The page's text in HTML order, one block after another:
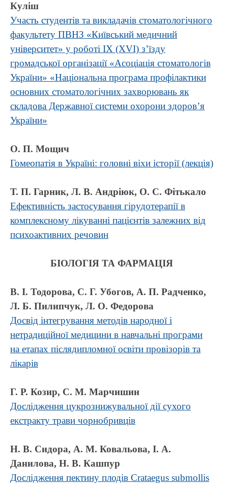
Куліш
Участь студентів та викладачів стоматологічного
факультету ПВНЗ «Київський медичний
університет» у роботі IX (XVI) з’їзду
громадської організації «Асоціація стоматологів
України» «Національна програма профілактики
основних стоматологічних захворювань як
складова Державної системи охорони здоров’я
України»
О. П. Мощич
Гомеопатія в Україні: головні віхи історії (лекція)
Т. П. Гарник, Л. В. Андріюк, О. С. Фітькало
Ефективність застосування гірудотерапії в
комплексному лікуванні пацієнтів залежних від
психоактивних речовин
БІОЛОГІЯ ТА ФАРМАЦІЯ
В. І. Тодорова, С. Г. Убогов, А. П. Радченко,
Л. Б. Пилипчук, Л. О. Федорова
Досвід інтегрування методів народної і
нетрадиційної медицини в навчальні програми
на етапах післядипломної освіти провізорів та
лікарів
Г. Р. Козир, С. М. Марчишин
Дослідження цукрознижувальної дії сухого
екстракту трави чорнобривців
Н. В. Сидора, А. М. Ковальова, І. А.
Данилова, Н. В. Кашпур
Дослідження пектину плодів Crataegus submollis